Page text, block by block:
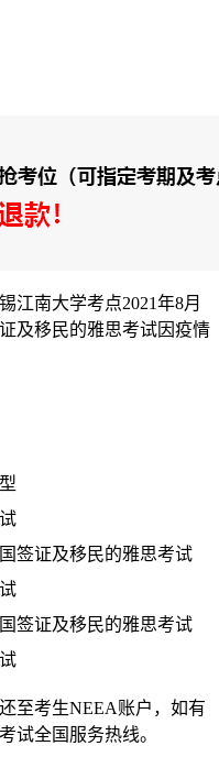
南大学考点2021年8月
及移民的雅思考试因疫情
签证及移民的雅思考试
签证及移民的雅思考试
考生NEEA账户，如有
试全国服务热线。